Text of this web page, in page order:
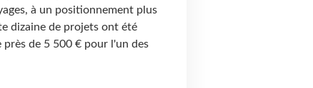
à un positionnement plus
dizaine de projets ont été
près de 5 500 € pour l'un des